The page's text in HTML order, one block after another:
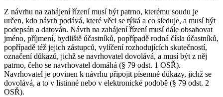
Z návrhu na zahájení řízení musí být patrno, kterému soudu je
určen, kdo návrh podává, které věci se týká a co sleduje, a musí být
podepsán a datován. Návrh na zahájení řízení musí dále obsahovat
jméno, příjmení, bydliště účastníků, popřípadě rodná čísla účastníků,
popřípadě též jejich zástupců, vylíčení rozhodujících skutečností,
označení důkazů, jichž se navrhovatel dovolává, a musí být z něj
patrno, čeho se navrhovatel domáhá (§ 79 odst. 1 OSŘ).
Navrhovatel je povinen k návrhu připojit písemné důkazy, jichž se
dovolává, a to v listinné nebo v elektronické podobě (§ 79 odst. 2
OSŘ).